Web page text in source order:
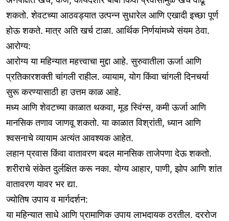
शकतो. शेवटच्या आठवड्यात उत्पन्न सुधारेल आणि एखादी इच्छा पूर्ण
होऊ शकते. मात्र अति खर्च टाळा. आर्थिक निर्णयांमध्ये संयम ठेवा.
आरोग्य:
आरोग्य या महिन्यात महत्त्वाचा मुद्दा आहे. सुरुवातीला ऊर्जा आणि
प्रतिकारशक्ती चांगली राहील. व्यायाम, योग किंवा चांगली दिनचर्या
सुरू करण्यासाठी हा उत्तम काळ आहे.
मध्य आणि शेवटच्या काळात थकवा, मूड स्विंग्स, कमी ऊर्जा आणि
मानसिक तणाव जाणवू शकतो. या काळात विश्रांती, ध्यान आणि
श्वसनाचे व्यायाम अत्यंत आवश्यक आहेत.
लहान प्रवास किंवा वातावरण बदल मानसिक ताजेपणा देऊ शकतो.
शरीराचे संकेत दुर्लक्षित करू नका. योग्य आहार, पाणी, झोप आणि शांत
वातावरण यावर भर द्या.
ज्योतिष उपाय व मार्गदर्शन:
या महिन्यात साधे आणि प्रामाणिक उपाय लाभदायक ठरतील. दररोज